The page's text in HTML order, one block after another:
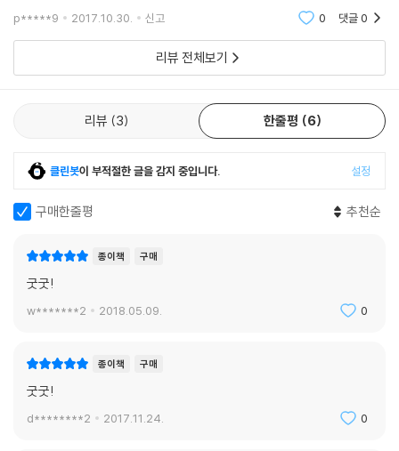
가 무척 마음에 들었습니다.주인공이 미래를 본다 라는 점은 라이트노벨이
나 서브컬처 작품
p*****9 2017.10.30. 신고 0 댓글0
리뷰 전체보기
리뷰 3 한줄평 6
클린봇이 부적절한 글을 감지 중입니다. 설정
구매한줄평 추천순
종이책 구매
굿굿!
w*******2 2018.05.09. 0
종이책 구매
굿굿!
d********2 2017.11.24. 0